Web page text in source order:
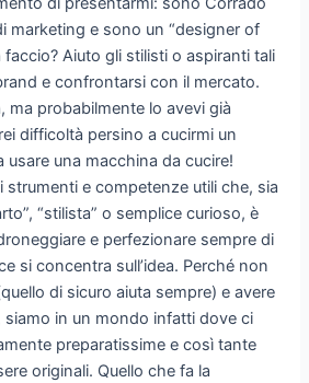
marketing e sono un “designer of
faccio? Aiuto gli stilisti o aspiranti tali
e confrontarsi con il mercato.
ma probabilmente lo avevi già
difficoltà persino a cucirmi un
una macchina da cucire!
e competenze utili che, sia
“stilista” o semplice curioso, è
e perfezionare sempre di
si concentra sull’idea. Perché non
di sicuro aiuta sempre) e avere
siamo in un mondo infatti dove ci
preparatissime e così tante
originali. Quello che fa la